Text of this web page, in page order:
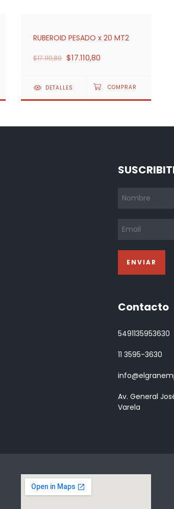
RUBEROID PESADO x 20 MT2
$17.110,80 $17.110,80
DETALLES
Contacto
5491135953630
11 3595-3630
Av. General
Varela